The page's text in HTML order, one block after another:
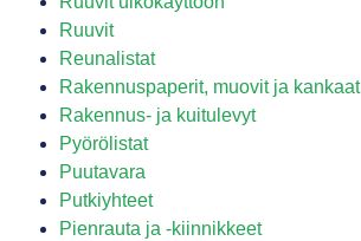
Ruuvit
Reunalistat
Rakennuspaperit, muovit ja kankaat
Rakennus- ja kuitulevyt
Pyörölistat
Puutavara
Putkiyhteet
Pienrauta ja -kiinnikkeet